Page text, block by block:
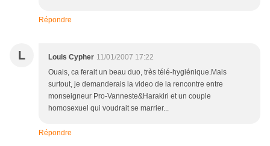
Répondre
L Louis Cypher 11/01/2007 17:22
Ouais, ca ferait un beau duo, très télé-hygiénique.Mais
surtout, je demanderais la video de la rencontre entre
monseigneur Pro-Vanneste&Harakiri et un couple
homosexuel qui voudrait se marrier...
Répondre